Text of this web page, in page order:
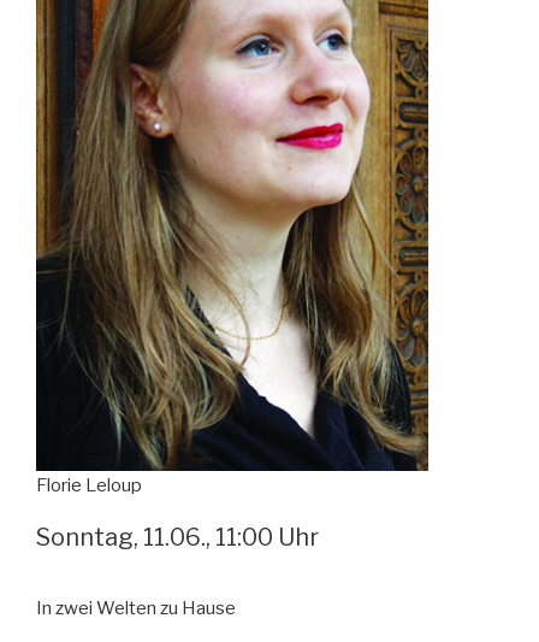
Florie Leloup
Sonntag, 11.06., 11:00 Uhr
In zwei Welten zu Hause